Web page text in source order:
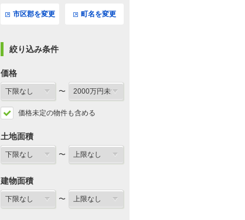
市区郡を変更 町名を変更
絞り込み条件
価格
〜
価格未定の物件も含める
土地面積
〜
建物面積
〜